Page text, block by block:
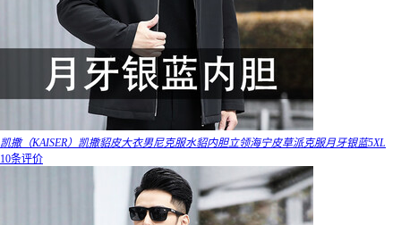
凯撒（KAISER）凯撒貂皮大衣男尼克服水貂内胆立领海宁皮草派克服月牙银蓝5XL
10条评价